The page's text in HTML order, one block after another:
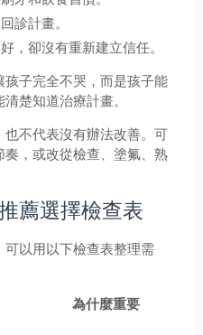
診計畫。
，卻沒有重新建立信任。
子完全不哭，而是孩子能
楚知道治療計畫。
不代表沒有辦法改善。可
，或改從檢查、塗氟、熟
薦選擇檢查表
可以用以下檢查表整理需
為什麼重要